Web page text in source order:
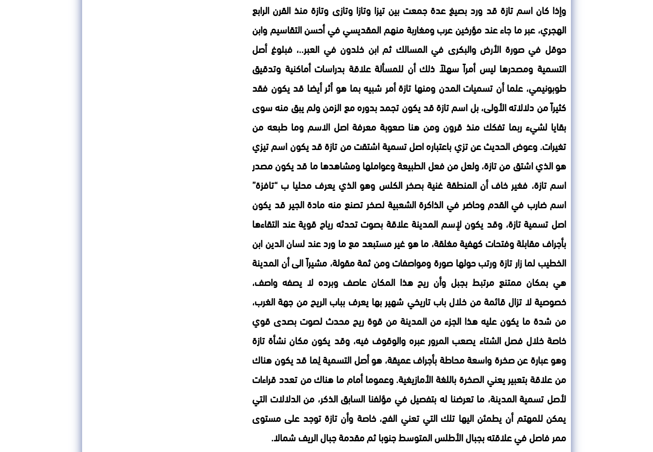
وإذا كان اسم تازة قد ورد بصيغ عدة جمعت بين تيزا وتازا وتازى وتازة منذ القرن الرابع
الهجري، عبر ما جاء عند مؤرخين عرب ومغاربة منهم المقديسي في أحسن التقاسيم وابن
حوقل في صورة الأرض والبكرى في المسالك ثم ابن خلدون في العبر..، فبلوغ أصل
التسمية ومصدرها ليس أمراً سهلاً ذلك أن للمسألة علاقة بدراسات أماكنية وتدقيق
طوبونيمي، علما أن تسميات المدن ومنها تازة أمر شبيه بما هو أثر أيضا قد يكون فقد
كثيراً من دلالاته الأولى، بل اسم تازة قد يكون تجمد بدوره مع الزمن ولم يبق منه سوى
بقايا لشيء ربما تفكك منذ قرون ومن هنا صعوبة معرفة اصل الاسم وما طبعه من
تغيرات. وعوض الحديث عن تزي باعتباره اصل تسمية اشتقت من تازة قد يكون اسم تيزي
هو الذي اشتق من تازة، ولعل من فعل الطبيعة وعواملها ومشاهدها ما قد يكون مصدر
اسم تازة، فغير خاف أن المنطقة غنية بصخر الكلس وهو الذي يعرف محليا ب “تافزة”
اسم ضارب في القدم وحاضر في الذاكرة الشعبية لصخر تصنع منه مادة الجير قد يكون
اصل تسمية تازة، وقد يكون لإسم المدينة علاقة بصوت تحدثه رياح قوية عند التقاءها
بأجراف مقابلة وفتحات كهفية مغلقة، ما هو غير مستبعد مع ما ورد عند لسان الدين ابن
الخطيب لما زار تازة ورتب حولها صورة ومواصفات ومن ثمة مقولة، مشيراً الى أن المدينة
هي بمكان ممتنع مرتبط بجبل وأن ريح هذا المكان عاصف وبرده لا يصفه واصف،
خصوصية لا تزال قائمة من خلال باب تاريخي شهير بها يعرف بباب الريح من جهة الغرب،
من شدة ما يكون عليه هذا الجزء من المدينة من قوة ريح محدث لصوت بصدى قوي
خاصة خلال فصل الشتاء يصعب المرور عبره والوقوف فيه، وقد يكون مكان نشأة تازة
وهو عبارة عن صخرة واسعة محاطة بأجراف عميقة، هو أصل التسمية لِما قد يكون هناك
من علاقة بتعبير يعني الصخرة باللغة الأمازيغية. وعموما أمام ما هناك من تعدد قراءات
لأصل تسمية المدينة، ما تعرضنا له بتفصيل في مؤلفنا السابق الذكر، من الدلالات التي
يمكن للمهتم أن يطمئن اليها تلك التي تعني الفج، خاصة وأن تازة توجد على مستوى
ممر فاصل في علاقته بجبال الأطلس المتوسط جنوبا ثم مقدمة جبال الريف شمالا.